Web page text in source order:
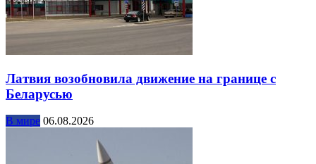
Латвия возобновила движение на границе с
Беларусью
В мире 06.08.2026